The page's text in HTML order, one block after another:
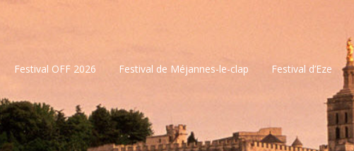
Festival OFF 2026 Festival de Méjannes-le-clap Festival d’Eze